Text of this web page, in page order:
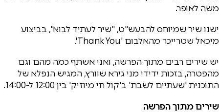
משה לאופר.
ישנו שיר שמיוחס להבעש"ט, "שיר לעתיד לבוא", בביצוע
מיכאל שטרייכר מהאלבום 'Thank You'.
יש שירים רבים מתוך הפרשה, ואני אשתף כמה מהם וגם
מהפטרה, בזכות ידידי מני גירא שוורץ, המגיש הנפלא של
התוכנית 'שעתיים לשבת' ב'קול חי מיוזיק' בין 12:00 ל-14:00.
שירים מתוך הפרשה